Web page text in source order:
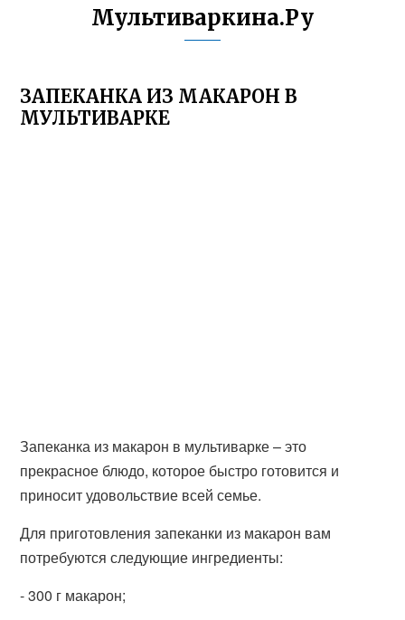
Мультиваркина.Ру
ЗАПЕКАНКА ИЗ МАКАРОН В
МУЛЬТИВАРКЕ
Запеканка из макарон в мультиварке – это
прекрасное блюдо, которое быстро готовится и
приносит удовольствие всей семье.
Для приготовления запеканки из макарон вам
потребуются следующие ингредиенты:
- 300 г макарон;